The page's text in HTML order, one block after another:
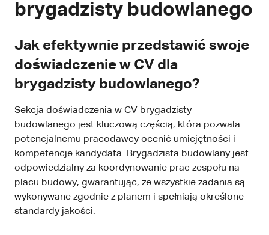
brygadzisty budowlanego
Jak efektywnie przedstawić swoje
doświadczenie w CV dla
brygadzisty budowlanego?
Sekcja doświadczenia w CV brygadzisty
budowlanego jest kluczową częścią, która pozwala
potencjalnemu pracodawcy ocenić umiejętności i
kompetencje kandydata. Brygadzista budowlany jest
odpowiedzialny za koordynowanie prac zespołu na
placu budowy, gwarantując, że wszystkie zadania są
wykonywane zgodnie z planem i spełniają określone
standardy jakości.